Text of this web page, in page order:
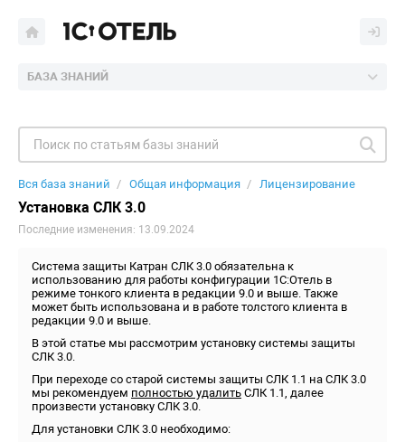
БАЗА ЗНАНИЙ
Вся база знаний Общая информация Лицензирование
Установка СЛК 3.0
Последние изменения: 13.09.2024
Система защиты Катран СЛК 3.0 обязательна к
использованию для работы конфигурации 1С:Отель в
режиме тонкого клиента в редакции 9.0 и выше. Также
может быть использована и в работе толстого клиента в
редакции 9.0 и выше.
В этой статье мы рассмотрим установку системы защиты
СЛК 3.0.
При переходе со старой системы защиты СЛК 1.1 на СЛК 3.0
мы рекомендуем полностью удалить СЛК 1.1, далее
произвести установку СЛК 3.0.
Для установки СЛК 3.0 необходимо: